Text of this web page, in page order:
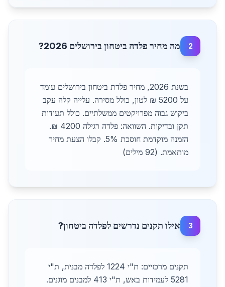
2 מה מחיר פלדה ביטחון בירושלים 2026?
בשנת 2026, מחיר פלדת ביטחון בירושלים עומד
על 5200 ₪ לטון, כולל מסירה. עלייה קלה עקב
ביקוש גבוה מפרויקטים ממשלתיים. כולל תעודות
תקן ובדיקות. השוואה: פלדה רגילה 4200 ₪.
הזמנה מוקדמת חוסכת 5%. קבלו הצעת מחיר
מותאמת. (92 מילים)
3 אילו תקנים נדרשים לפלדה ביטחון?
תקנים מרכזיים: ת"י 1224 לפלדה מבנית, ת"י
5281 לעמידות באש, ת"י 413 למבנים מוגנים.